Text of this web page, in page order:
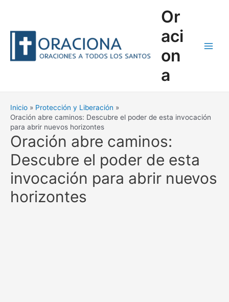
Or
aci
on
a
Inicio
Protección y Liberación
Oración abre caminos: Descubre el poder de esta invocación
para abrir nuevos horizontes
Oración abre caminos:
Descubre el poder de esta
invocación para abrir nuevos
horizontes